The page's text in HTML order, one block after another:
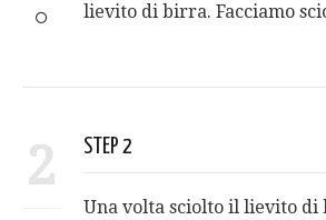
lievito di birra. Facciamo
2 STEP 2
Una volta sciolto il lievito di